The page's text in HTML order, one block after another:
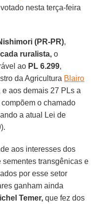
nesta terça-feira
(PR-PR),
ruralista, o
ao PL 6.299,
da Agricultura Blairo
aos demais 27 PLs a
o chamado
a atual Lei de
aos interesses dos
transgênicas e
por esse setor
ganham ainda
Temer, que fez dos